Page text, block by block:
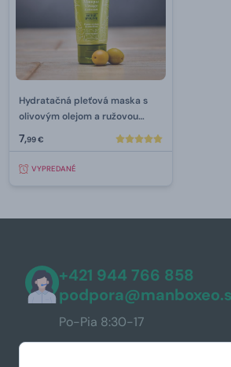
Hydratačná pleťová maska s
olivovým olejom a ružovou
vodou 75 ml
7,99 €
VYPREDANÉ
+421 944 766 858
Po-Pia 8:30-17